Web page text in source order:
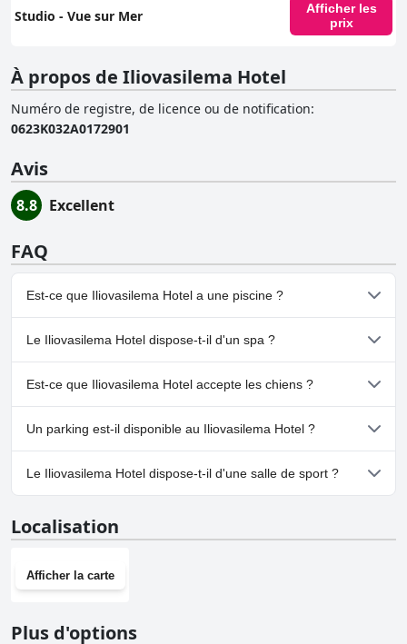
Studio - Vue sur Mer
Afficher les
prix
À propos de Iliovasilema Hotel
Numéro de registre, de licence ou de notification:
0623K032A0172901
Avis
8.8 Excellent
FAQ
Est-ce que Iliovasilema Hotel a une piscine ?
Non, Iliovasilema Hotel n'a pas de piscine.
Le Iliovasilema Hotel dispose-t-il d'un spa ?
Non, il n'y a pas de spa à Iliovasilema Hotel.
Est-ce que Iliovasilema Hotel accepte les chiens ?
Non, Iliovasilema Hotel n'accepte pas les chiens.
Un parking est-il disponible au Iliovasilema Hotel ?
Non, il n'y a pas de parking à Iliovasilema Hotel.
Le Iliovasilema Hotel dispose-t-il d'une salle de sport ?
Localisation
Afficher la carte
Plus d'options